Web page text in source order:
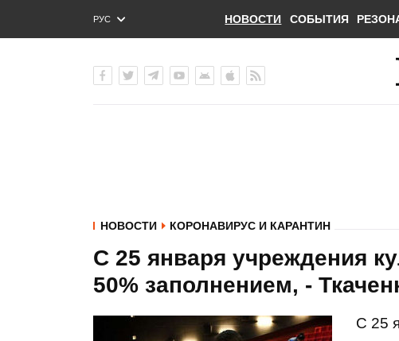
РУС
ENG
НОВОСТИ СОБЫТИЯ
НОВОСТИ КОРОНАВИРУС И КАРАНТИН
С 25 января учреждения
50% заполнением, -
С 25